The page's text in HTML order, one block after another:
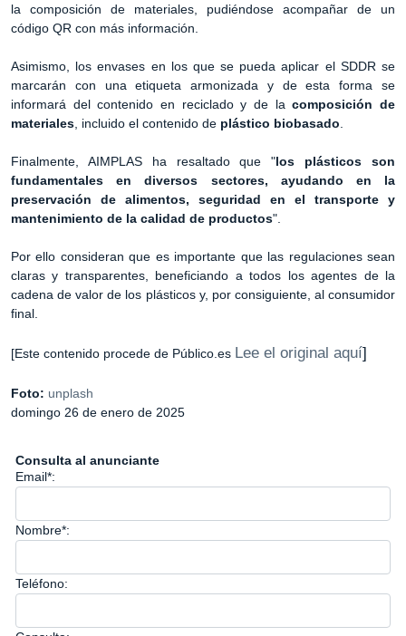
la composición de materiales, pudiéndose acompañar de un
código QR con más información.
Asimismo, los envases en los que se pueda aplicar el SDDR se
marcarán con una etiqueta armonizada y de esta forma se
informará del contenido en reciclado y de lacomposición de
materiales , incluido el contenido de plástico biobasado
Finalmente, AIMPLAS ha resaltado que "los plásticos son
fundamentales en diversos sectores, ayudando en la
preservación de alimentos, seguridad en el transporte y
mantenimiento de la calidad de productos".
Por ello consideran que es importante que las regulaciones sean
claras y transparentes, beneficiando a todos los agentes de la
cadena de valor de los plásticos y, por consiguiente, al consumidor
final.
[Este contenido procede de Público.es Lee el original aquí]
Foto: unplash
domingo 26 de enero de 2025
Consulta al anunciante
Email*:
Nombre*:
Teléfono: